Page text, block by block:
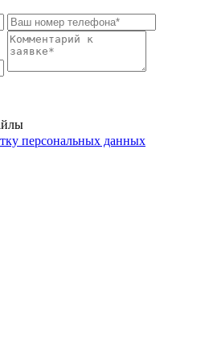
персональных данных